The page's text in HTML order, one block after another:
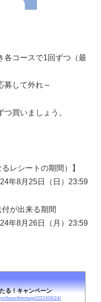
各コースで1回ずつ（最
募して外れ～
買いましょう。
レシートの期間）】
年8月25日（日）23:59
が出来る期間
年8月26日（月）23:59
る！キャンペーン
beer/kinmugi/20240624/